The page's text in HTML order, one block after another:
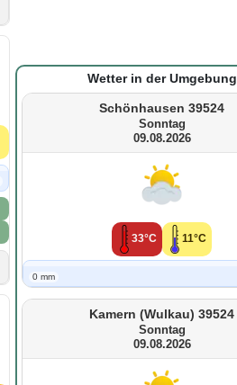
Wetter in der Umgebung
Schönhausen 39524
Sonntag
09.08.2026
33°C 11°C
0 mm
Kamern (Wulkau) 39524
Sonntag
09.08.2026